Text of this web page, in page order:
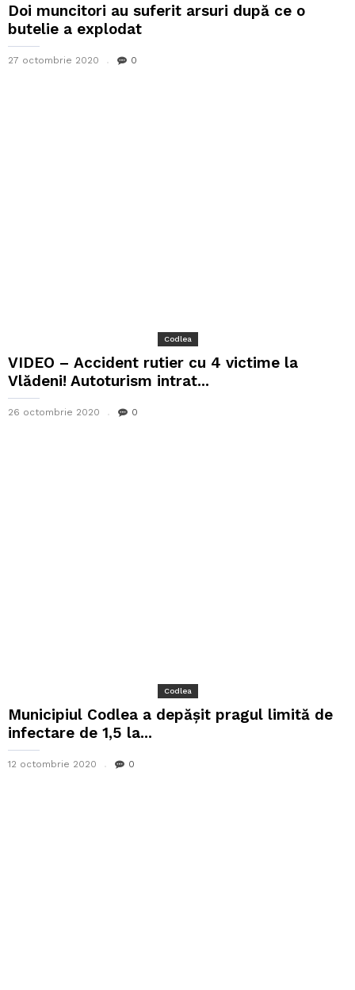
Doi muncitori au suferit arsuri după ce o
butelie a explodat
27 octombrie 2020 0
Codlea
VIDEO – Accident rutier cu 4 victime la
Vlădeni! Autoturism intrat...
26 octombrie 2020 0
Codlea
Municipiul Codlea a depășit pragul limită de
infectare de 1,5 la...
12 octombrie 2020 0